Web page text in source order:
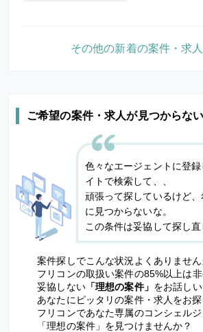
ご希望の案件・求人が見つからな
色々なエージェントに登
イトで検索して、、
頑張って探しているけど
に見つからないな。
この条件は妥協して探し直
案件探しでこんな状況よくありません
フリコンの取扱い案件の85%以上は非
妥協しない「理想の案件」 をお話しい
あなたにピッタリの案件・求人をお探
フリコンであなた専属のコンシェルジ
「理想の案件」を見つけませんか？
その他の新着の案件・求